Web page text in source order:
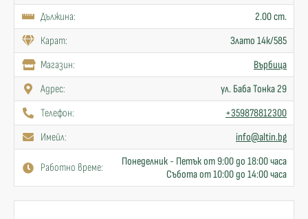
Дължина:
2.00 cm.
Карат:
Злато 14к/585
Mагазин:
Върбица
Адрес:
ул. Баба Тонка 29
Телефон:
+359878812300
Имейл:
info@altin.bg
Работно време:
Понеделник - Петък от 9:00 до 18:00 часа
Събота от 10:00 до 14:00 часа